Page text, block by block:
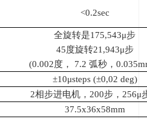
<0.2sec
全旋转是175,543μ步
45度旋转21,943μ步
(0.002度，
7.2弧秒，
±10μsteps (±0,02 deg)
2相步进电机， 200步， 256μ
37.5x36x58mm